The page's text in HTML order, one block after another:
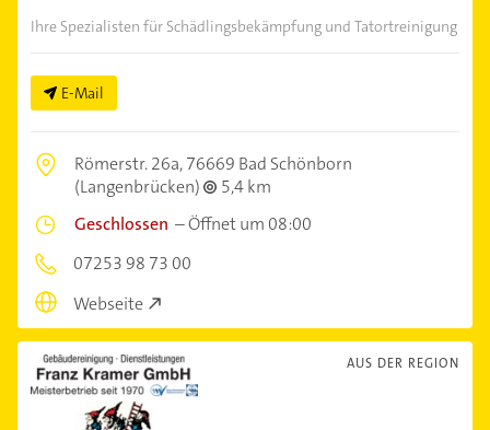
Ihre Spezialisten für Schädlingsbekämpfung und Tatortreinigung
E-Mail
Römerstr. 26a,76669 Bad Schönborn
(Langenbrücken)
5,4 km
Geschlossen –Öffnet um 08:00
07253 98 73 00
Webseite
AUS DER REGION